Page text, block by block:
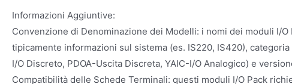
Informazioni Aggiuntive:
Convenzione di Denominazione dei Modelli: i nomi dei moduli I/O
tipicamente informazioni sul sistema (es. IS220, IS420),
I/O Discreto, PDOA-Uscita Discreta, YAIC-I/O Analogico) e
Compatibilità delle Schede Terminali: questi moduli I/O Pack